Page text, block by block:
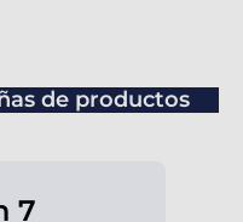
de productos
7